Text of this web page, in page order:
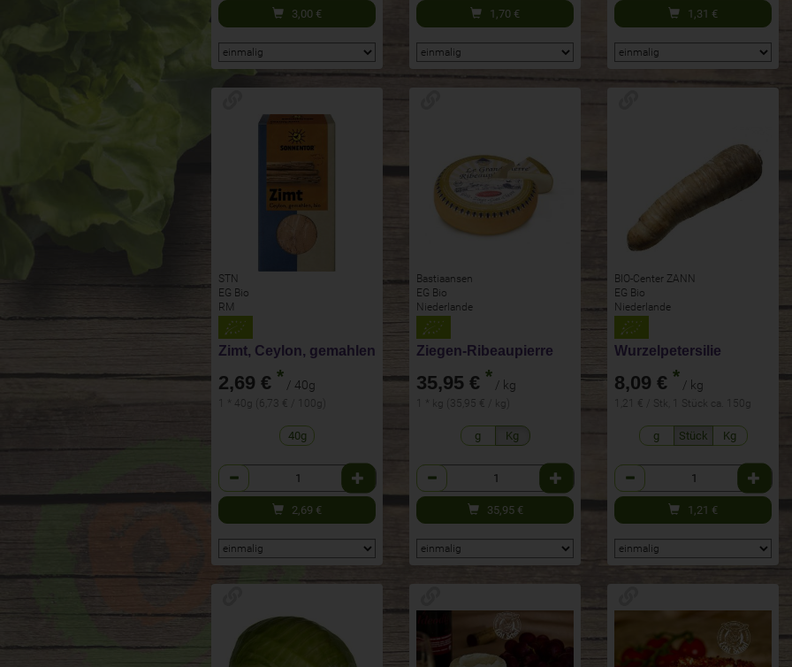
3,00 € 1,70 € 1,31 €
STN
EG Bio
RM
Zimt, Ceylon, gemahlen
2,69 € * / 40g
1 * 40g (6,73 € / 100g)
40g
Anzahl
2,69 €
Bastiaansen
EG Bio
Niederlande
Ziegen-Ribeaupierre
35,95 € * / kg
1 * kg (35,95 € / kg)
g Kg
Anzahl
35,95 €
BIO-Center ZANN
EG Bio
Niederlande
Wurzelpetersilie
8,09 € * / kg
1,21 € / Stk, 1 Stück ca. 150g
g Stück Kg
Anzahl
1,21 €